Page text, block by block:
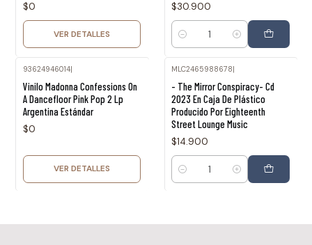
$0
VER DETALLES
$30.900
Cantidad
93624946014|
Vinilo Madonna Confessions On
A Dancefloor Pink Pop 2 Lp
Argentina Estándar
$0
VER DETALLES
MLC2465988678|
- The Mirror Conspiracy- Cd
2023 En Caja De Plástico
Producido Por Eighteenth
Street Lounge Music
$14.900
Cantidad